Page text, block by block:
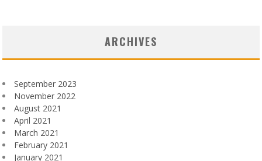
ARCHIVES
September 2023
November 2022
August 2021
April 2021
March 2021
February 2021
January 2021